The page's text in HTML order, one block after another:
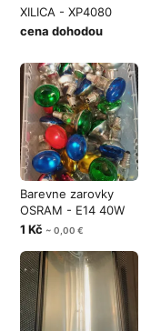
XILICA - XP4080
cena dohodou
Barevne zarovky
OSRAM - E14 40W
1 Kč ~ 0,00 €